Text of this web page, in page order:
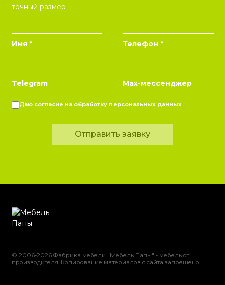
точный размер
Имя * Телефон *
Telegram Max-мессенджер
Даю согласие на обработку персональных данных
Отправить заявку
© 2006-2026 Фабрика мебели "Мебель Папы" - мебель от
производителя. Копирование материалов с сайта запрещено.